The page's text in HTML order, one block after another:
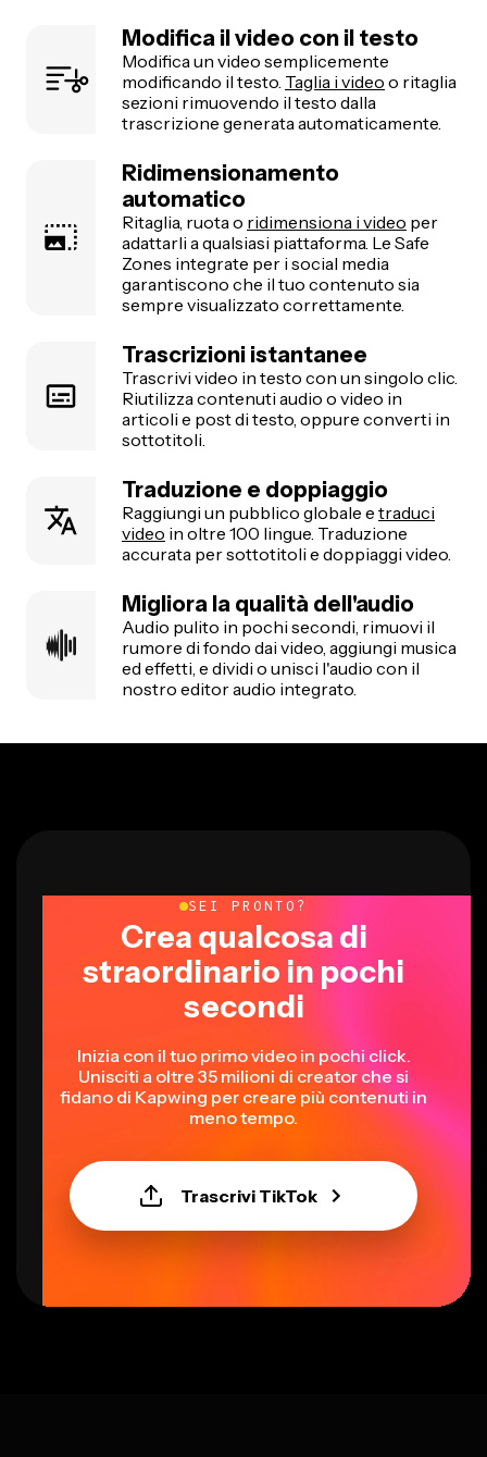
Modifica il video con il testo
Modifica un video semplicemente
modificando il testo. Taglia i video o ritaglia
sezioni rimuovendo il testo dalla
trascrizione generata automaticamente.
Ridimensionamento
automatico
Ritaglia, ruota o ridimensiona i video per
adattarli a qualsiasi piattaforma. Le Safe
Zones integrate per i social media
garantiscono che il tuo contenuto sia
sempre visualizzato correttamente.
Trascrizioni istantanee
Trascrivi video in testo con un singolo clic.
Riutilizza contenuti audio o video in
articoli e post di testo, oppure converti in
sottotitoli.
Traduzione e doppiaggio
Raggiungi un pubblico globale e traduci
video in oltre 100 lingue. Traduzione
accurata per sottotitoli e doppiaggi video.
Migliora la qualità dell'audio
Audio pulito in pochi secondi, rimuovi il
rumore di fondo dai video, aggiungi musica
ed effetti, e dividi o unisci l'audio con il
nostro editor audio integrato.
SEI PRONTO?
Crea qualcosa di
straordinario in pochi
secondi
Inizia con il tuo primo video in pochi click.
Unisciti a oltre 35 milioni di creator che si
fidano di Kapwing per creare più contenuti in
meno tempo.
Trascrivi TikTok